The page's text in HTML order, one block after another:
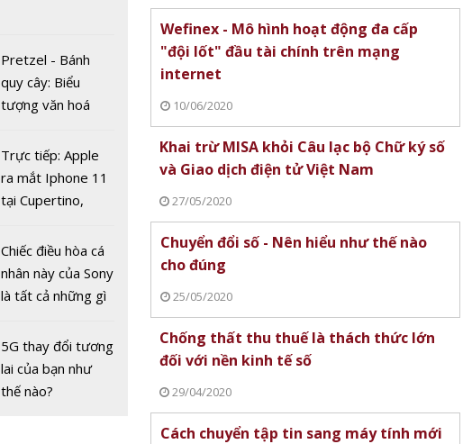
Tin tặc tấn công
COVID-19 của
Pfizer/BioNTech
để làm gì?
Google vá lỗ hổng
zero-day trên
hai trong hai tuần
Pretzel - Bánh
quy cây: Biểu
tượng văn hoá
tranh cãi về nguồn
gốc
Trực tiếp: Apple
ra mắt Iphone 11
tại Cupertino,
Chiếc điều hòa cá
nhân này của Sony
là tất cả những gì
sót qua mùa hè
nóng nực
5G thay đổi tương
lai của bạn như
thế nào?
Wefinex - Mô hình hoạt động đa cấp
"đội lốt" đầu tài chính trên mạng
internet
10/06/2020
Khai trừ MISA khỏi Câu lạc bộ Chữ ký số
và Giao dịch điện tử Việt Nam
27/05/2020
Chuyển đổi số - Nên hiểu như thế nào
cho đúng
25/05/2020
Chống thất thu thuế là thách thức lớn
đối với nền kinh tế số
29/04/2020
Cách chuyển tập tin sang máy tính mới